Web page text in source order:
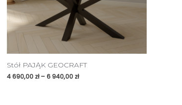
Stół PAJĄK GEOCRAFT
4 690,00 zł– 6 940,00 zł